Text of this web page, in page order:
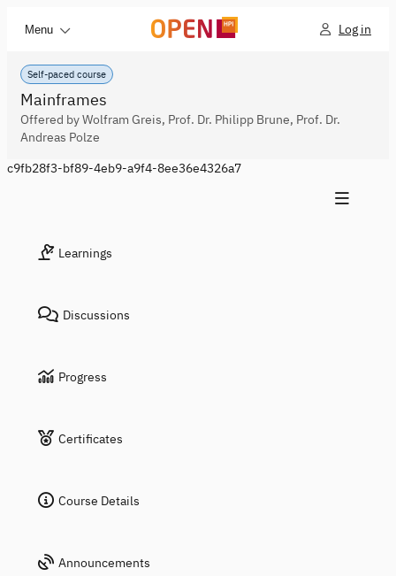
Menu Log in
Self-paced course
Mainframes
Offered by Wolfram Greis, Prof. Dr. Philipp Brune, Prof. Dr.
Andreas Polze
c9fb28f3-bf89-4eb9-a9f4-8ee36e4326a7
Learnings
Discussions
Progress
Certificates
Course Details
Announcements